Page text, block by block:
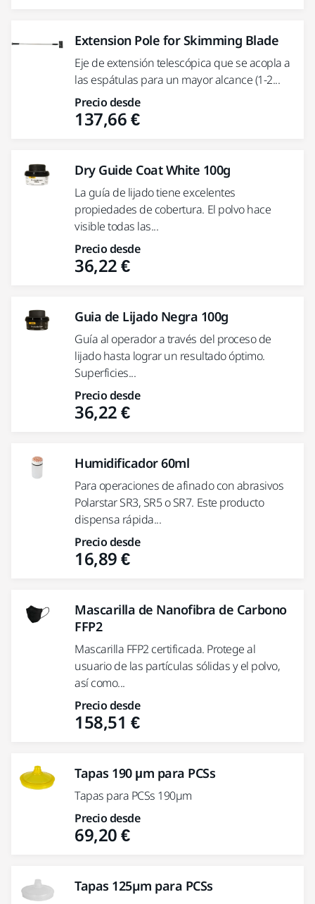
Extension Pole for Skimming Blade
Eje de extensión telescópica que se acopla a
las espátulas para un mayor alcance (1-2...
Precio desde
137,66 €
Dry Guide Coat White 100g
La guía de lijado tiene excelentes
propiedades de cobertura. El polvo hace
visible todas las...
Precio desde
36,22 €
Guia de Lijado Negra 100g
Guía al operador a través del proceso de
lijado hasta lograr un resultado óptimo.
Superficies...
Precio desde
36,22 €
Humidificador 60ml
Para operaciones de afinado con abrasivos
Polarstar SR3, SR5 o SR7. Este producto
dispensa rápida...
Precio desde
16,89 €
Mascarilla de Nanofibra de Carbono
FFP2
Mascarilla FFP2 certificada. Protege al
usuario de las partículas sólidas y el polvo,
así como...
Precio desde
158,51 €
Tapas 190 μm para PCSs
Tapas para PCSs 190µm
Precio desde
69,20 €
Tapas 125µm para PCSs